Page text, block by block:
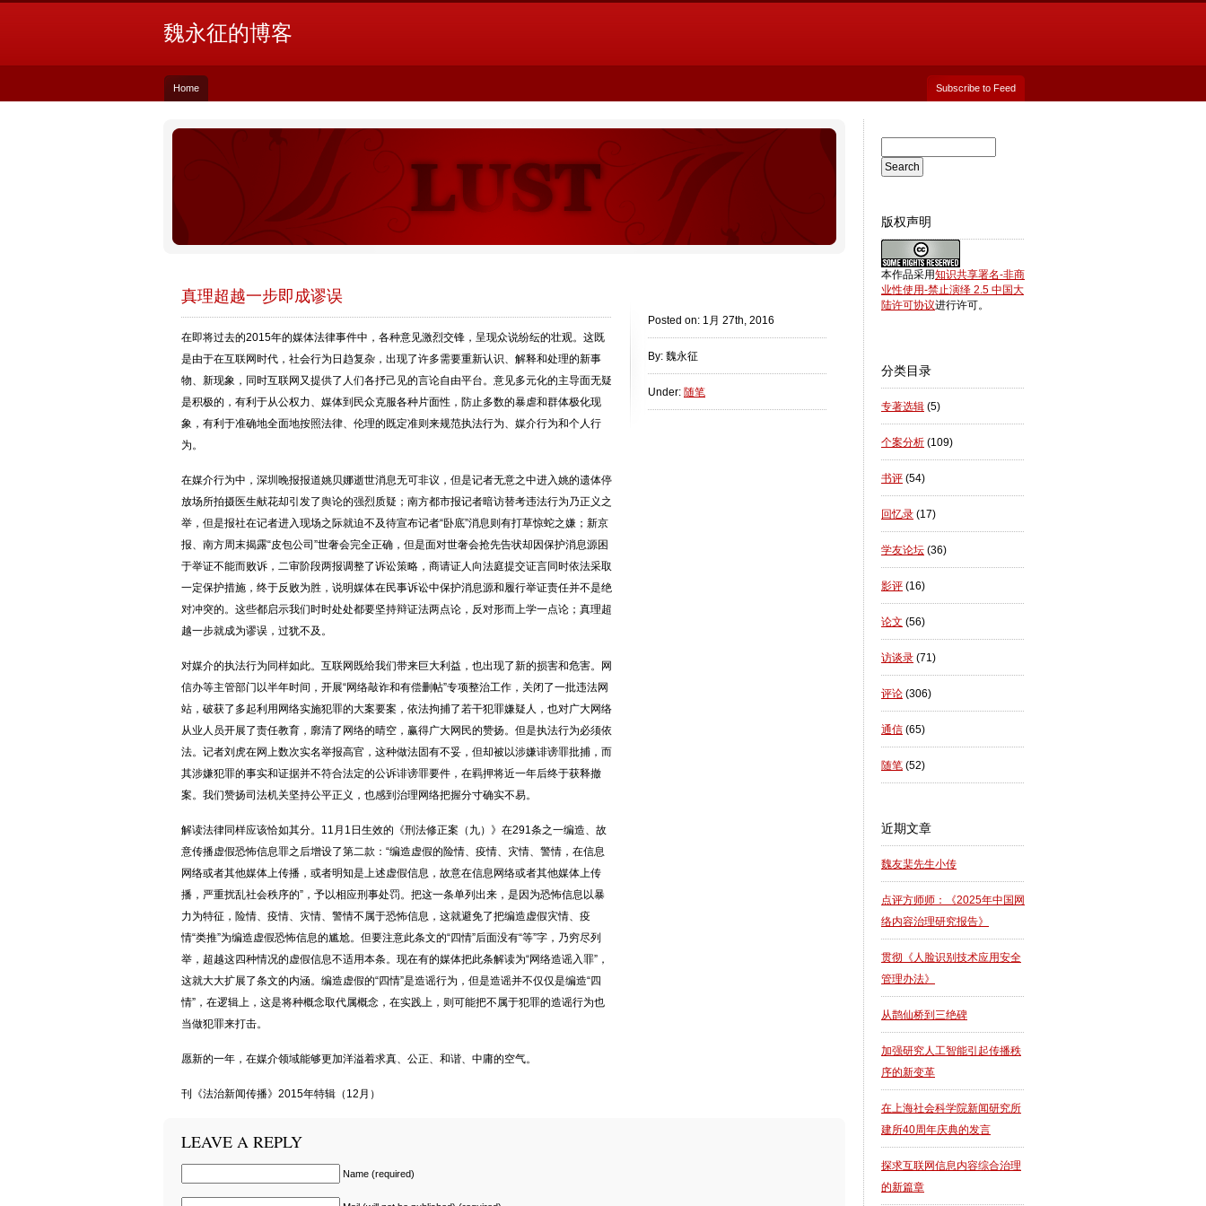
魏永征的博客
Home Subscribe to Feed
Posted on: 1月 27th, 2016
By: 魏永征
Under: 随笔
真理超越一步即成谬误
在即将过去的2015年的媒体法律事件中，各种意见激烈交锋，呈现众说纷纭的壮观。这既
是由于在互联网时代，社会行为日趋复杂，出现了许多需要重新认识、解释和处理的新事
物、新现象，同时互联网又提供了人们各抒己见的言论自由平台。意见多元化的主导面无疑
是积极的，有利于从公权力、媒体到民众克服各种片面性，防止多数的暴虐和群体极化现
象，有利于准确地全面地按照法律、伦理的既定准则来规范执法行为、媒介行为和个人行
为。
在媒介行为中，深圳晚报报道姚贝娜逝世消息无可非议，但是记者无意之中进入姚的遗体停
放场所拍摄医生献花却引发了舆论的强烈质疑；南方都市报记者暗访替考违法行为乃正义之
举，但是报社在记者进入现场之际就迫不及待宣布记者“卧底”消息则有打草惊蛇之嫌；新京
报、南方周末揭露“皮包公司”世奢会完全正确，但是面对世奢会抢先告状却因保护消息源困
于举证不能而败诉，二审阶段两报调整了诉讼策略，商请证人向法庭提交证言同时依法采取
一定保护措施，终于反败为胜，说明媒体在民事诉讼中保护消息源和履行举证责任并不是绝
对冲突的。这些都启示我们时时处处都要坚持辩证法两点论，反对形而上学一点论；真理超
越一步就成为谬误，过犹不及。
对媒介的执法行为同样如此。互联网既给我们带来巨大利益，也出现了新的损害和危害。网
信办等主管部门以半年时间，开展“网络敲诈和有偿删帖”专项整治工作，关闭了一批违法网
站，破获了多起利用网络实施犯罪的大案要案，依法拘捕了若干犯罪嫌疑人，也对广大网络
从业人员开展了责任教育，廓清了网络的晴空，赢得广大网民的赞扬。但是执法行为必须依
法。记者刘虎在网上数次实名举报高官，这种做法固有不妥，但却被以涉嫌诽谤罪批捕，而
其涉嫌犯罪的事实和证据并不符合法定的公诉诽谤罪要件，在羁押将近一年后终于获释撤
案。我们赞扬司法机关坚持公平正义，也感到治理网络把握分寸确实不易。
解读法律同样应该恰如其分。11月1日生效的《刑法修正案（九）》在291条之一编造、故
意传播虚假恐怖信息罪之后增设了第二款：“编造虚假的险情、疫情、灾情、警情，在信息
网络或者其他媒体上传播，或者明知是上述虚假信息，故意在信息网络或者其他媒体上传
播，严重扰乱社会秩序的”，予以相应刑事处罚。把这一条单列出来，是因为恐怖信息以暴
力为特征，险情、疫情、灾情、警情不属于恐怖信息，这就避免了把编造虚假灾情、疫
情“类推”为编造虚假恐怖信息的尴尬。但要注意此条文的“四情”后面没有“等”字，乃穷尽列
举，超越这四种情况的虚假信息不适用本条。现在有的媒体把此条解读为“网络造谣入罪”，
这就大大扩展了条文的内涵。编造虚假的“四情”是造谣行为，但是造谣并不仅仅是编造“四
情”，在逻辑上，这是将种概念取代属概念，在实践上，则可能把不属于犯罪的造谣行为也
当做犯罪来打击。
愿新的一年，在媒介领域能够更加洋溢着求真、公正、和谐、中庸的空气。
刊《法治新闻传播》2015年特辑（12月）
LEAVE A REPLY
Name (required)
版权声明
本作品采用知识共享署名-非商
业性使用-禁止演绎 2.5 中国大
陆许可协议进行许可。
分类目录
专著选辑 (5)
个案分析 (109)
书评 (54)
回忆录 (17)
学友论坛 (36)
影评 (16)
论文 (56)
访谈录 (71)
评论 (306)
通信 (65)
随笔 (52)
近期文章
魏友棐先生小传
点评方师师：《2025年中国网
络内容治理研究报告》
贯彻《人脸识别技术应用安全
管理办法》
从鹊仙桥到三绝碑
加强研究人工智能引起传播秩
序的新变革
在上海社会科学院新闻研究所
建所40周年庆典的发言
探求互联网信息内容综合治理
的新篇章